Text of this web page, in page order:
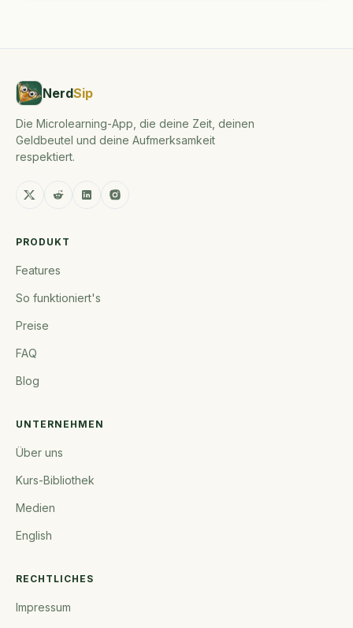
NerdSip
Die Microlearning-App, die deine Zeit, deinen
Geldbeutel und deine Aufmerksamkeit
respektiert.
PRODUKT
Features
So funktioniert's
Preise
FAQ
Blog
UNTERNEHMEN
Über uns
Kurs-Bibliothek
Medien
English
RECHTLICHES
Impressum